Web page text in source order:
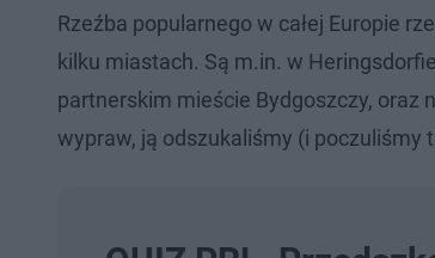
Rzeźba popularnego w całej Europie
kilku miastach. Są m.in. w
partnerskim mieście Bydgoszczy, oraz
wypraw, ją odszukaliśmy (i poczuliśmy